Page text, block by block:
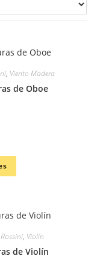
, Viento Madera
de Oboe
Rossini, Violín
de Violín